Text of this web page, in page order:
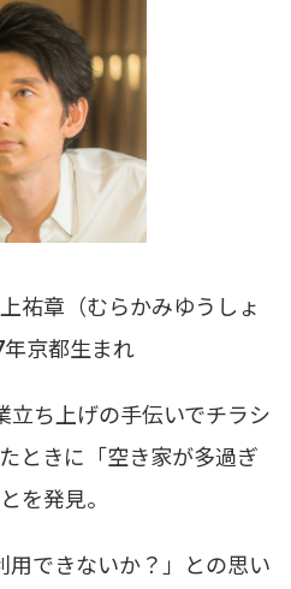
祐章（むらかみゆうしょ
年京都生まれ
立ち上げの手伝いでチラシ
ときに「空き家が多過ぎ
を発見。
用できないか？」との思い